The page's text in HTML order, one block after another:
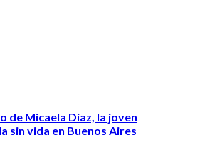
de Micaela Díaz, la joven
sin vida en Buenos Aires